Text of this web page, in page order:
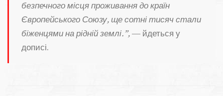
безпечного місця проживання до країн
Європейського Союзу, ще сотні тисяч стали
біженцями на рідній землі.”, — йдеться у
дописі.